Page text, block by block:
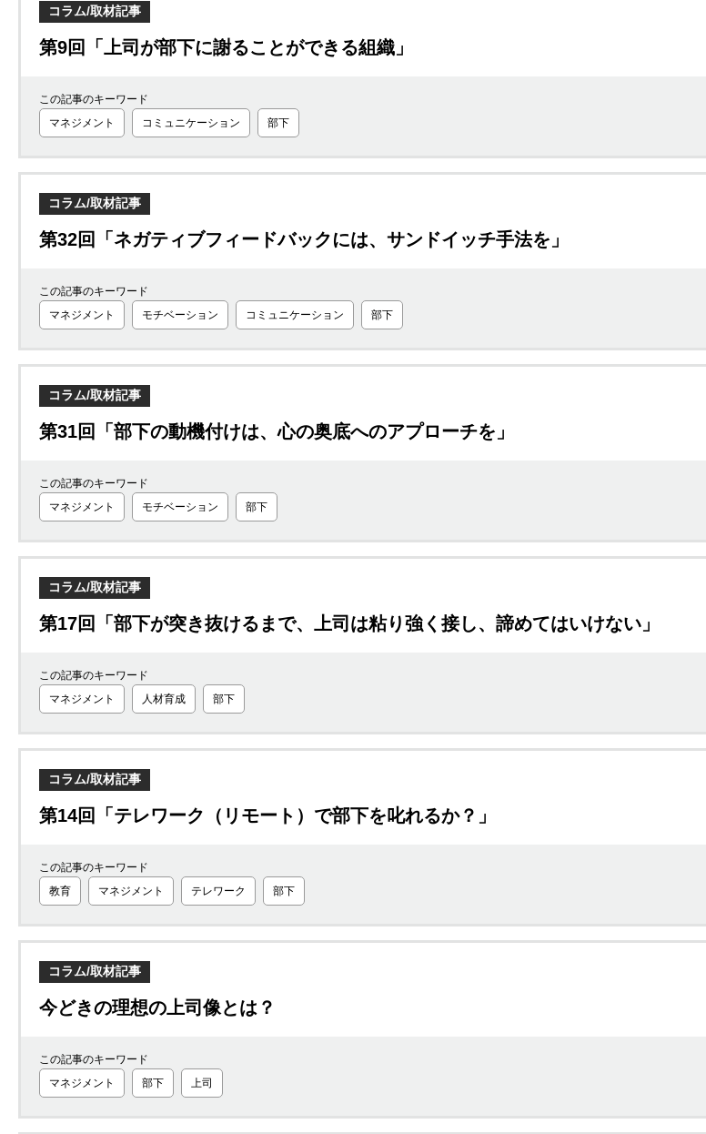
コラム/取材記事
第9回「上司が部下に謝ることができる組織」
この記事のキーワード
マネジメント
コミュニケーション 部下
コラム/取材記事
第32回「ネガティブフィードバックには、サンドイッチ手法を」
この記事のキーワード
マネジメント
モチベーション コミュニケーション 部下
コラム/取材記事
第31回「部下の動機付けは、心の奥底へのアプローチを」
この記事のキーワード
マネジメント
モチベーション 部下
コラム/取材記事
第17回「部下が突き抜けるまで、上司は粘り強く接し、諦めてはいけない」
この記事のキーワード
マネジメント
人材育成 部下
コラム/取材記事
第14回「テレワーク（リモート）で部下を叱れるか？」
この記事のキーワード
教育
マネジメント テレワーク 部下
コラム/取材記事
今どきの理想の上司像とは？
この記事のキーワード
マネジメント
部下 上司